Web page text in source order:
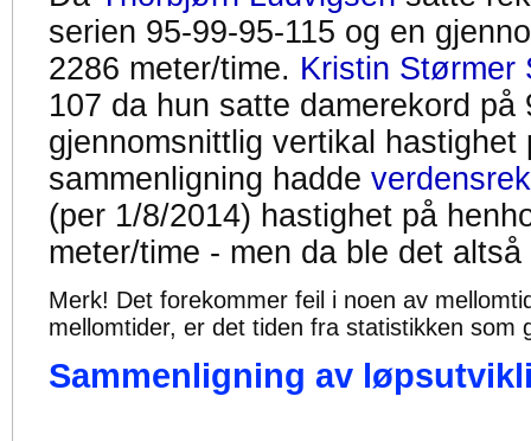
serien 95-99-95-115 og en
2286 meter/time. Kristin Størmer
107 da hun satte damerekord på
gjennomsnittlig vertikal hastighet
sammenligning hadde
(per 1/8/2014) hastighet på
meter/time - men da ble det
Merk! Det forekommer feil i noen av
mellomtider, er det tiden fra statistikken som
Sammenligning av